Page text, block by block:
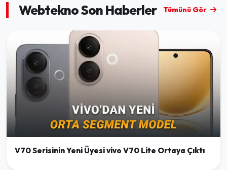
Webtekno Son Haberler Tümünü Gör
V70 Serisinin Yeni Üyesi vivo V70 Lite Ortaya Çıktı